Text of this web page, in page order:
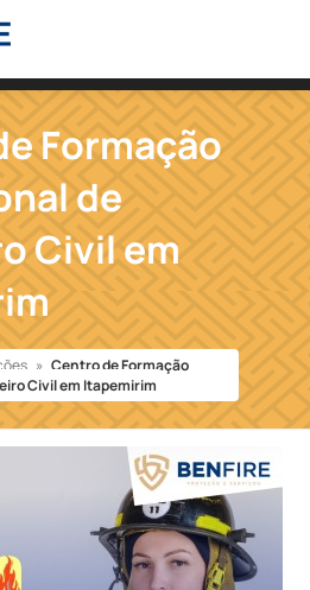
Formação
de
Civil em
» Centro de Formação
Civil em Itapemirim